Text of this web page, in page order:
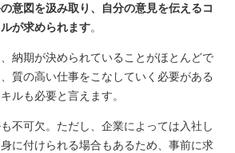
意図を汲み取り、自分の意見を伝えるコ
が求められます。
納期が決められていることがほとんどで
質の高い仕事をこなしていく必要がある
ルも必要と言えます。
不可欠。ただし、企業によっては入社し
に付けられる場合もあるため、事前に求